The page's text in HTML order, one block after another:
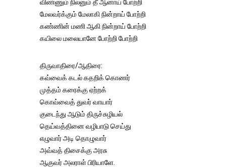
விண்ணும் நிலனும் தீ ஆனாய் போற்றி
மேலவர்க்கும் மேலாகி நின்றாய் போற்றி
கண்ணின் மணி ஆகி நின்றாய் போற்றி
கயிலை மலையானே போற்றி போற்றி
திருவாதிரை/ஆதிரை:
கவ்வைக் கடல் கதறிக் கொணர்
முத்தம் கரைக்கு ஏற்றக்
கொவ்வைத் துவர் வாயார்
குடைந்து ஆடும் திருச்சுழியல்
தெய்வத்தினை வழிபாடு செய்து
எழுவார் அடி தொழுவார்
அவ்வத் திசைக்கு அரசு
ஆகுவர் அலராள் பிரியாளே.